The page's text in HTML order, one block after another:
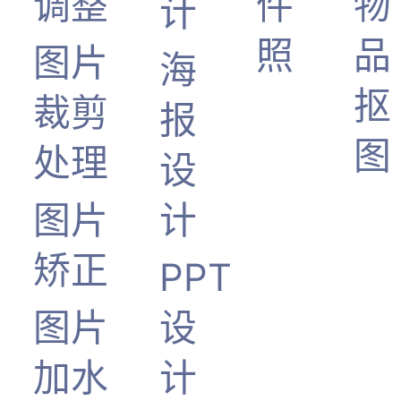
图片
裁剪
处理
图片
矫正
图片
加水
计
海
报
设
计
PPT
设
计
照
品
抠
图